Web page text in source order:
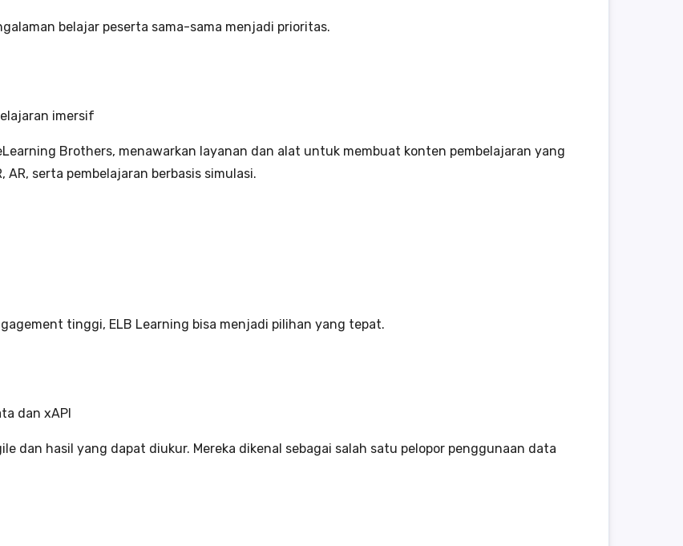
belajar peserta sama-sama menjadi prioritas.
imersif
Brothers, menawarkan layanan dan alat untuk membuat konten pembelajaran yang
AR, serta pembelajaran berbasis simulasi.
tinggi, ELB Learning bisa menjadi pilihan yang tepat.
dan xAPI
dan hasil yang dapat diukur. Mereka dikenal sebagai salah satu pelopor penggunaan data